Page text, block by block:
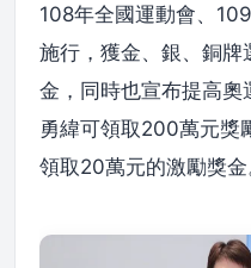
108年全國運動會、
施行，獲金、銀、銅牌
金，同時也宣布提高
勇緯可領取200萬元獎
領取20萬元的激勵獎金